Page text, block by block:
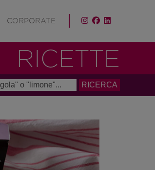
CORPORATE
RICETTE